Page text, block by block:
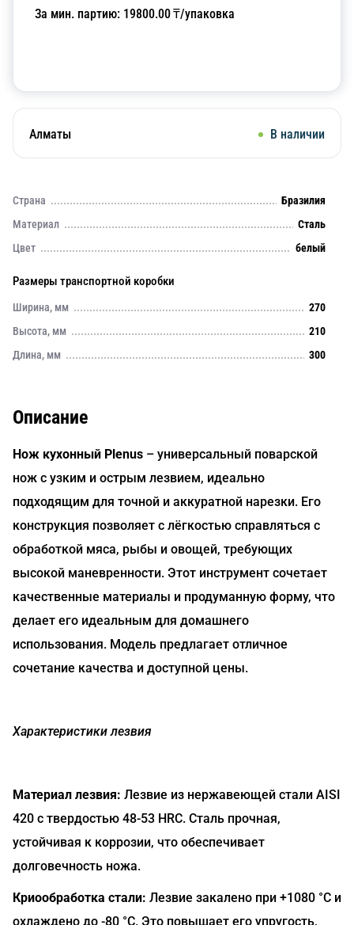
За мин. партию: 19800.00₸/упаковка
Алматы В наличии
Страна
Бразилия
Материал
Сталь
Цвет
белый
Размеры транспортной коробки
Ширина, мм
270
Высота, мм
210
Длина, мм
300
Описание
Нож кухонный Plenus – универсальный поварской
нож с узким и острым лезвием, идеально
подходящим для точной и аккуратной нарезки. Его
конструкция позволяет с лёгкостью справляться с
обработкой мяса, рыбы и овощей, требующих
высокой маневренности. Этот инструмент сочетает
качественные материалы и продуманную форму, что
делает его идеальным для домашнего
использования. Модель предлагает отличное
сочетание качества и доступной цены.
Характеристики лезвия
Материал лезвия: Лезвие из нержавеющей стали AISI
420 с твердостью 48-53 HRC. Сталь прочная,
устойчивая к коррозии, что обеспечивает
долговечность ножа.
Криообработка стали: Лезвие закалено при +1080 °C и
охлаждено до -80 °C. Это повышает его упругость,